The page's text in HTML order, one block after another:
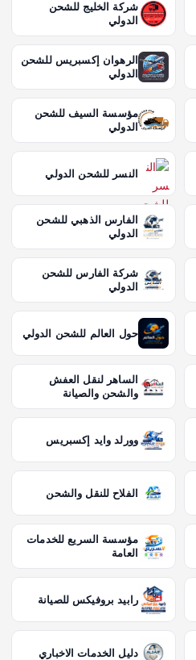
شركة الخليج للشحن
الدولي
الرهوان إكسبريس للشحن
الدولي
مؤسسة السيف للشحن
الدولي
النسر للشحن الدولي
الفارس الذهبي للشحن
الدولي
شركة الفارس للشحن
الدولي
حول العالم للشحن الدولي
الساهر لنقل العفش
والشحن والصيانة
وورلد وايد إكسبريس
الفلاح للنقل والشحن
مؤسسة السريع للخدمات
العامة
رابيد بروفيكس للصيانة
دليل الخدمات الاخباري